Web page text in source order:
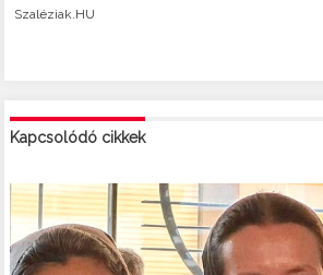
Szaléziak.HU
Kapcsolódó cikkek